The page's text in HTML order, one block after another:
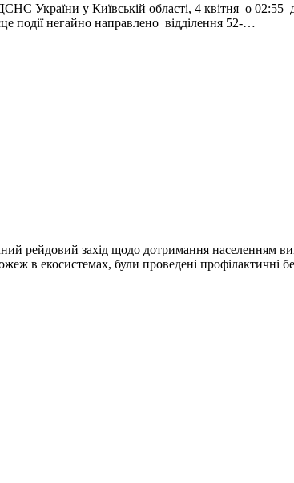
України у Київській області, 4 квітня о 02:55
події негайно направлено відділення 52-…
рейдовий захід щодо дотримання населенням
в екосистемах, були проведені профілактичні